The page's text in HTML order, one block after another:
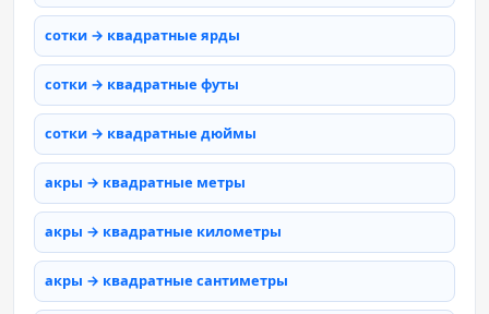
сотки → квадратные ярды
сотки → квадратные футы
сотки → квадратные дюймы
акры → квадратные метры
акры → квадратные километры
акры → квадратные сантиметры